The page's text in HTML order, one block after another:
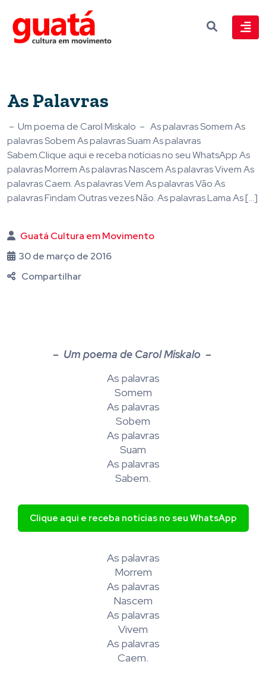
As Palavras
– Um poema de Carol Miskalo – As palavras Somem As
palavras Sobem As palavras Suam As palavras
Sabem.Clique aqui e receba notícias no seu WhatsApp As
palavras Morrem As palavras Nascem As palavras Vivem As
palavras Caem. As palavras Vem As palavras Vão As
palavras Findam Outras vezes Não. As palavras Lama As […]
Guatá Cultura em Movimento
30 de março de 2016
Compartilhar
– Um poema de Carol Miskalo –
As palavras
Somem
As palavras
Sobem
As palavras
Suam
As palavras
Sabem.
Clique aqui e receba notícias no seu WhatsApp
As palavras
Morrem
As palavras
Nascem
As palavras
Vivem
As palavras
Caem.